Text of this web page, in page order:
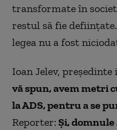
transformate în
restul să fie
legea nu a fost
Ioan Jelev,
vă spun, avem metri
la ADS, pentru a se
Reporter:Și, domnule